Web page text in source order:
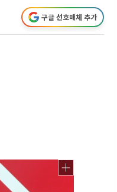
구글 선호매체 추가